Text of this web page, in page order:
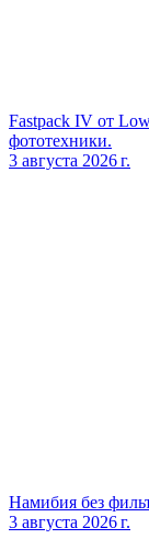
Fastpack IV от
фототехники.
3 августа 2026 г.
Намибия без
3 августа 2026 г.